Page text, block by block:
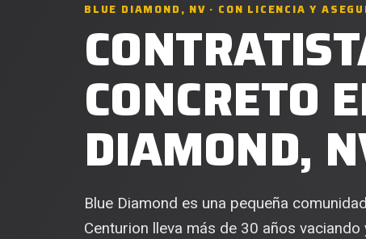
BLUE DIAMOND, NV · CON LICENCIA Y
CONCRETO
DIAMOND,
Blue Diamond es una pequeña
Centurion lleva más de 30 años